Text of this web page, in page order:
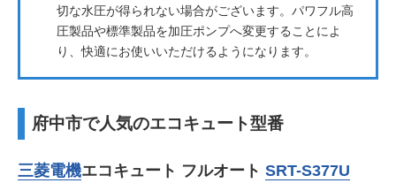
切な水圧が得られない場合がございます。パワフル高
圧製品や標準製品を加圧ポンプへ変更することによ
り、快適にお使いいただけるようになります。
府中市で人気のエコキュート型番
三菱電機エコキュート フルオート SRT-S377U